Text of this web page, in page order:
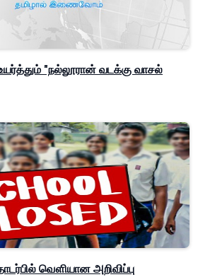
"நல்லூரான் வடக்கு வாசல்
வௌியான அறிவிப்பு